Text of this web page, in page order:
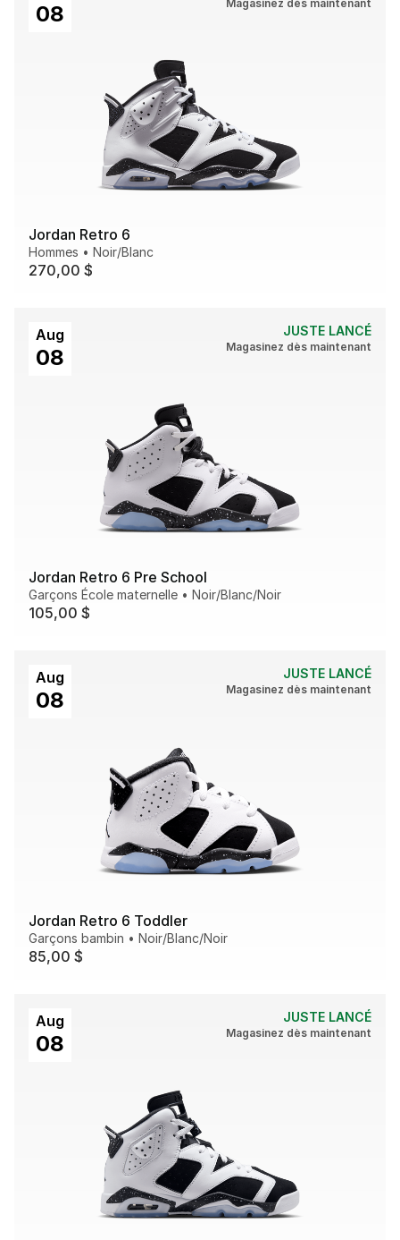
08 Magasinez dès maintenant
Jordan Retro 6
Hommes • Noir/Blanc
270,00 $
Aug
08
JUSTE LANCÉ
Magasinez dès maintenant
Jordan Retro 6 Pre School
Garçons École maternelle • Noir/Blanc/Noir
105,00 $
Aug
08
JUSTE LANCÉ
Magasinez dès maintenant
Jordan Retro 6 Toddler
Garçons bambin • Noir/Blanc/Noir
85,00 $
Aug
08
JUSTE LANCÉ
Magasinez dès maintenant